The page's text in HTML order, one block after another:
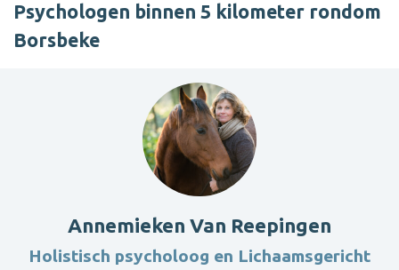
Psychologen binnen 5 kilometer rondom
Borsbeke
Annemieken Van Reepingen
Holistisch psycholoog en Lichaamsgericht